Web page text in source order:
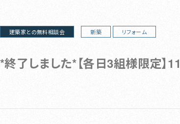
建築家との無料相談会 新築 リフォーム
*終了しました*【各日3組様限定】